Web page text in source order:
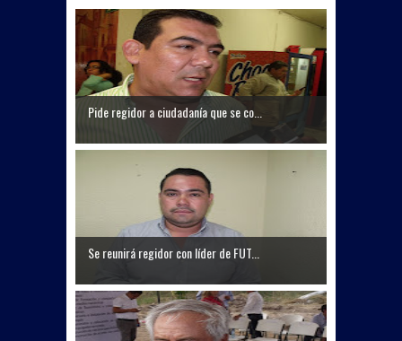
Pide regidor a ciudadanía que se co...
Se reunirá regidor con líder de FUT...